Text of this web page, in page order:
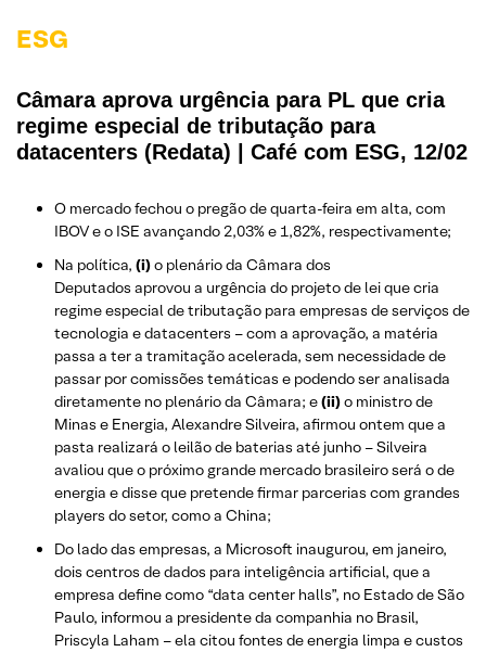
ESG
Câmara aprova urgência para PL que cria
regime especial de tributação para
datacenters (Redata) | Café com ESG, 12/02
O mercado fechou o pregão de quarta-feira em alta, com
IBOV e o ISE avançando 2,03% e 1,82%, respectivamente;
Na política, (i)o plenário da Câmara dos
Deputados aprovou a urgência do projeto de lei que cria
regime especial de tributação para empresas de serviços de
tecnologia e datacenters – com a aprovação, a matéria
passa a ter a tramitação acelerada, sem necessidade de
passar por comissões temáticas e podendo ser analisada
diretamente no plenário da Câmara; e(ii)o ministro de
Minas e Energia, Alexandre Silveira, afirmou ontem que a
pasta realizará o leilão de baterias até junho – Silveira
avaliou que o próximo grande mercado brasileiro será o de
energia e disse que pretende firmar parcerias com grandes
players do setor, como a China;
Do lado das empresas, a Microsoft inaugurou, em janeiro,
dois centros de dados para inteligência artificial, que a
empresa define como “data center halls”, no Estado de São
Paulo, informou a presidente da companhia no Brasil,
Priscyla Laham – ela citou fontes de energia limpa e custos